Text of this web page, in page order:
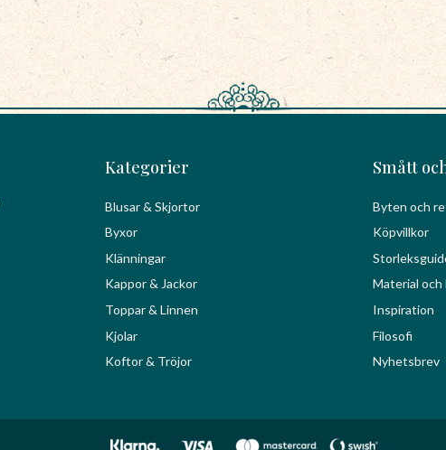
Kategorier
Blusar & Skjortor
Byxor
Klänningar
Kappor & Jackor
Toppar & Linnen
Kjolar
Koftor & Tröjor
Smått
Byten och
Köpvillkor
Material och
Inspiration
Filosofi
Nyhetsbrev